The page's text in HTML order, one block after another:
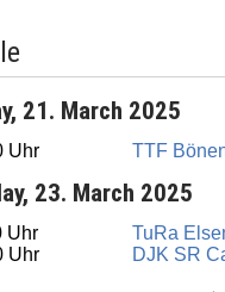
21. March 2025
Uhr TTF Bönen
23. March 2025
Uhr TuRa
Uhr
DJK SR